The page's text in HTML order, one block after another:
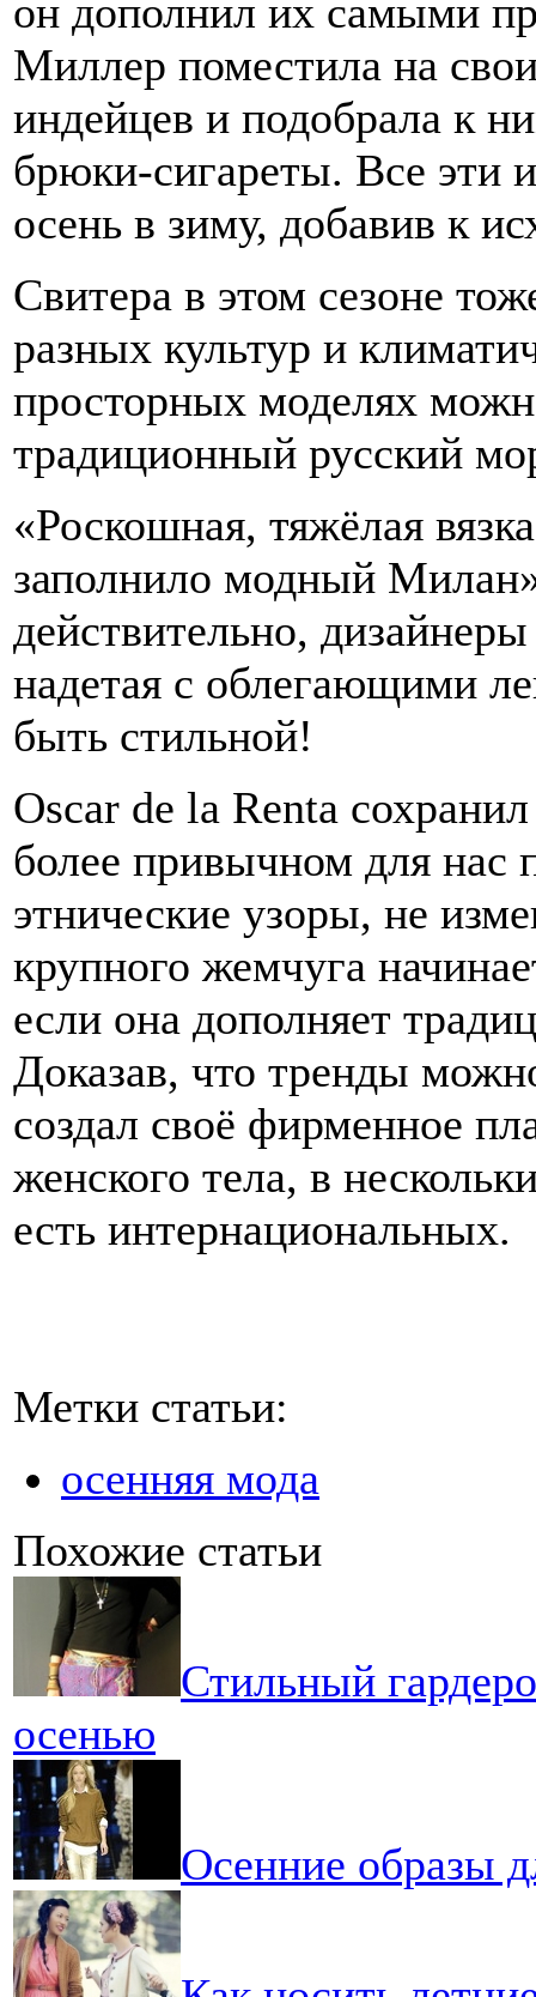
он дополнил их самыми
Миллер поместила на
индейцев и подобрала к
брюки-сигареты. Все эти
осень в зиму, добавив к
Свитера в этом сезоне
разных культур и
просторных моделях
традиционный русский
«Роскошная, тяжёлая
заполнило модный
действительно,
надетая с облегающими
быть стильной!
Oscar de la Renta
более привычном для нас
этнические узоры, не
крупного жемчуга
если она дополняет
Доказав, что тренды
создал своё фирменное
женского тела, в
есть интернациональных.
Метки статьи:
осенняя мода
Похожие статьи
Стильный
осенью
Осенние образы